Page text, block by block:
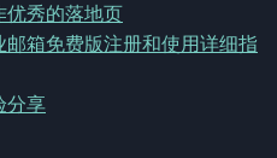
优秀的落地页
箱免费版注册和使用详细指
分享